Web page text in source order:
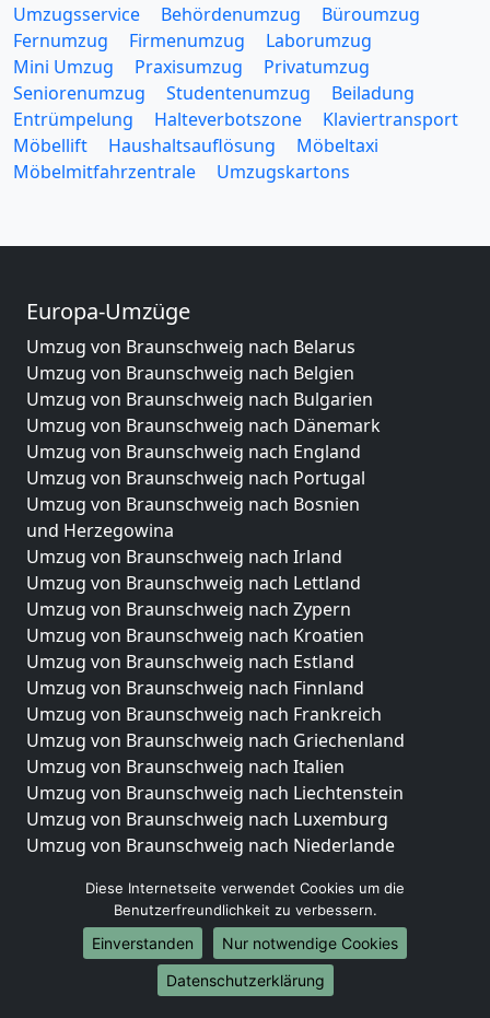
Umzugsservice Behördenumzug
Büroumzug
Fernumzug
Firmenumzug
Laborumzug
Mini Umzug
Praxisumzug
Privatumzug
Seniorenumzug
Studentenumzug
Beiladung
Entrümpelung
Halteverbotszone
Klaviertransport
Möbellift
Haushaltsauflösung
Möbeltaxi
Möbelmitfahrzentrale
Umzugskartons
Europa-Umzüge
Umzug von Braunschweig nach Belarus
Umzug von Braunschweig nach Belgien
Umzug von Braunschweig nach Bulgarien
Umzug von Braunschweig nach Dänemark
Umzug von Braunschweig nach England
Umzug von Braunschweig nach Portugal
Umzug von Braunschweig nach Bosnien
und Herzegowina
Umzug von Braunschweig nach Irland
Umzug von Braunschweig nach Lettland
Umzug von Braunschweig nach Zypern
Umzug von Braunschweig nach Kroatien
Umzug von Braunschweig nach Estland
Umzug von Braunschweig nach Finnland
Umzug von Braunschweig nach Frankreich
Umzug von Braunschweig nach Griechenland
Umzug von Braunschweig nach Italien
Umzug von Braunschweig nach Liechtenstein
Umzug von Braunschweig nach Luxemburg
Umzug von Braunschweig nach Niederlande
Umzüge-Deutschlandweit
Umzug von Braunschweig nach Berlin
Umzug von Braunschweig nach Hamburg
Umzug von Braunschweig nach München
Diese Internetseite verwendet Cookies um die
Benutzerfreundlichkeit zu verbessern.
Einverstanden
Nur notwendige Cookies
Datenschutzerklärung